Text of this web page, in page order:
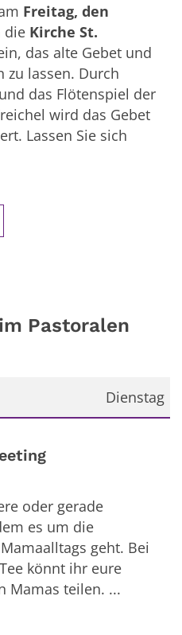
Freitag, den
die Kirche St.
das alte Gebet und
zu lassen. Durch
das Flötenspiel der
wird das Gebet
Lassen Sie sich
Pastoralen
Dienstag
oder gerade
es um die
geht. Bei
könnt ihr eure
Mamas teilen. ...